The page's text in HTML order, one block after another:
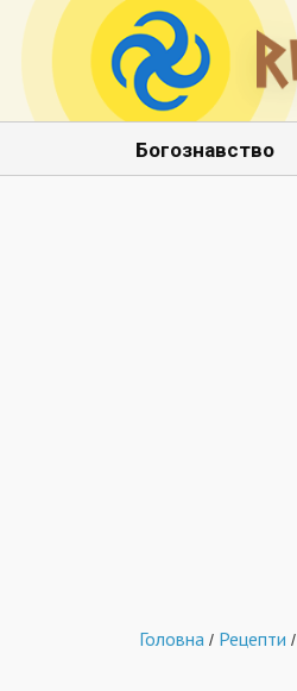
Богознавство
Головна / Рецепти /